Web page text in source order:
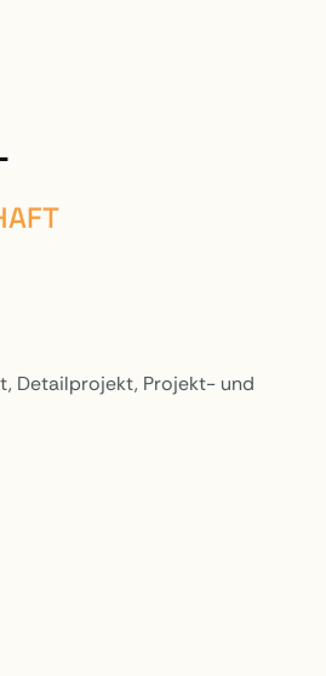
Detailprojekt, Projekt- und